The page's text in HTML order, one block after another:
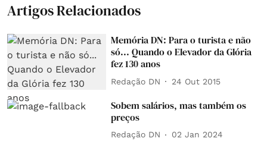
Artigos Relacionados
Memória DN: Para o turista e não
só... Quando o Elevador da Glória
fez 130 anos
Redação DN 24 Out 2015
Sobem salários, mas também os
preços
Redação DN 02 Jan 2024